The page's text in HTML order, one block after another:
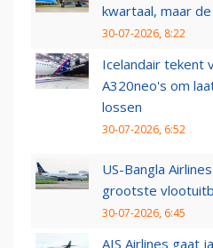
kwartaal, maar
30-07-2026, 8:22
Icelandair tekent
A320neo's om
lossen
30-07-2026, 6:52
US-Bangla
grootste
30-07-2026, 6:45
AIS Airlines gaat